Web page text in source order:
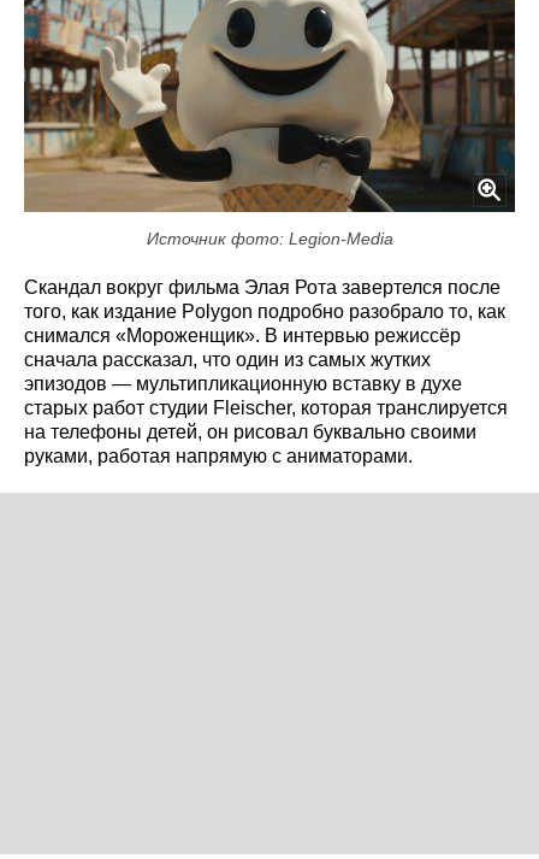
Источник фото: Legion-Media
Скандал вокруг фильма Элая Рота завертелся после
того, как издание Polygon подробно разобрало то, как
снимался «Мороженщик». В интервью режиссёр
сначала рассказал, что один из самых жутких
эпизодов — мультипликационную вставку в духе
старых работ студии Fleischer, которая транслируется
на телефоны детей, он рисовал буквально своими
руками, работая напрямую с аниматорами.